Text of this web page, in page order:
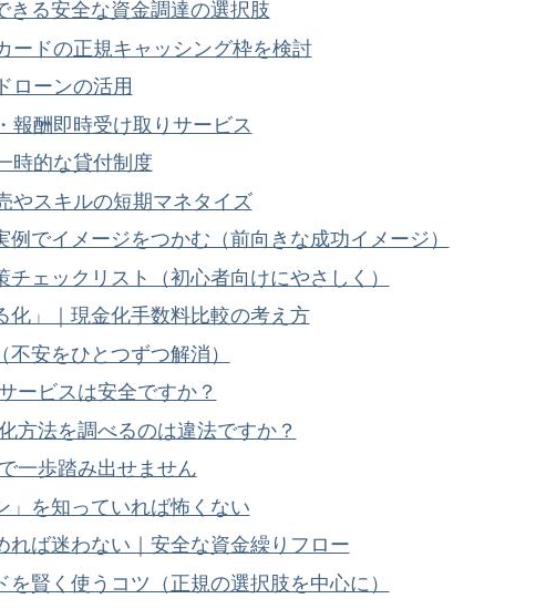
きる安全な資金調達の選択肢
ードの正規キャッシング枠を検討
ローンの活用
報酬即時受け取りサービス
時的な貸付制度
やスキルの短期マネタイズ
例でイメージをつかむ（前向きな成功イメージ）
チェックリスト（初心者向けにやさしく）
化」｜現金化手数料比較の考え方
不安をひとつずつ解消）
ービスは安全ですか？
方法を調べるのは違法ですか？
一歩踏み出せません
」を知っていれば怖くない
れば迷わない｜安全な資金繰りフロー
を賢く使うコツ（正規の選択肢を中心に）